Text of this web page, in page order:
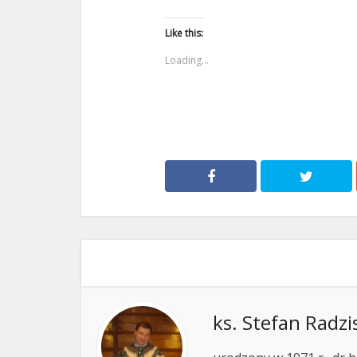
Like this:
Loading...
ks. Stefan